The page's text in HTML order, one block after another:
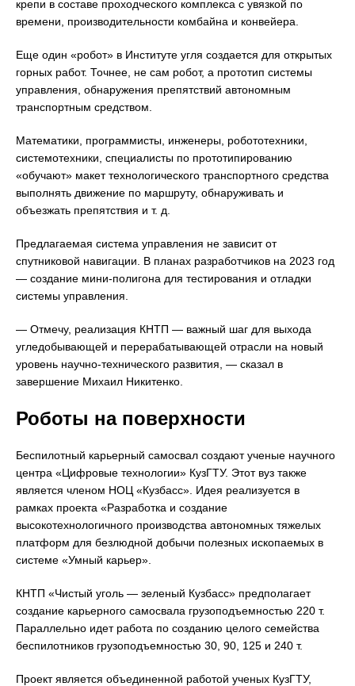
крепи в составе проходческого комплекса с увязкой по
времени, производительности комбайна и конвейера.
Еще один «робот» в Институте угля создается для открытых
горных работ. Точнее, не сам робот, а прототип системы
управления, обнаружения препятствий автономным
транспортным средством.
Математики, программисты, инженеры, робототехники,
системотехники, специалисты по прототипированию
«обучают» макет технологического транспортного средства
выполнять движение по маршруту, обнаруживать и
объезжать препятствия и т. д.
Предлагаемая система управления не зависит от
спутниковой навигации. В планах разработчиков на 2023 год
— создание мини-полигона для тестирования и отладки
системы управления.
— Отмечу, реализация КНТП — важный шаг для выхода
угледобывающей и перерабатывающей отрасли на новый
уровень научно-технического развития, — сказал в
завершение Михаил Никитенко.
Роботы на поверхности
Беспилотный карьерный самосвал создают ученые научного
центра «Цифровые технологии» КузГТУ. Этот вуз также
является членом НОЦ «Кузбасс». Идея реализуется в
рамках проекта «Разработка и создание
высокотехнологичного производства автономных тяжелых
платформ для безлюдной добычи полезных ископаемых в
системе «Умный карьер».
КНТП «Чистый уголь — зеленый Кузбасс» предполагает
создание карьерного самосвала грузоподъемностью 220 т.
Параллельно идет работа по созданию целого семейства
беспилотников грузоподъемностью 30, 90, 125 и 240 т.
Проект является объединенной работой ученых КузГТУ,